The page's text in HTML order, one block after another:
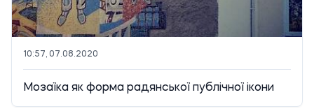
10:57, 07.08.2020
Мозаїка як форма радянської публічної ікони